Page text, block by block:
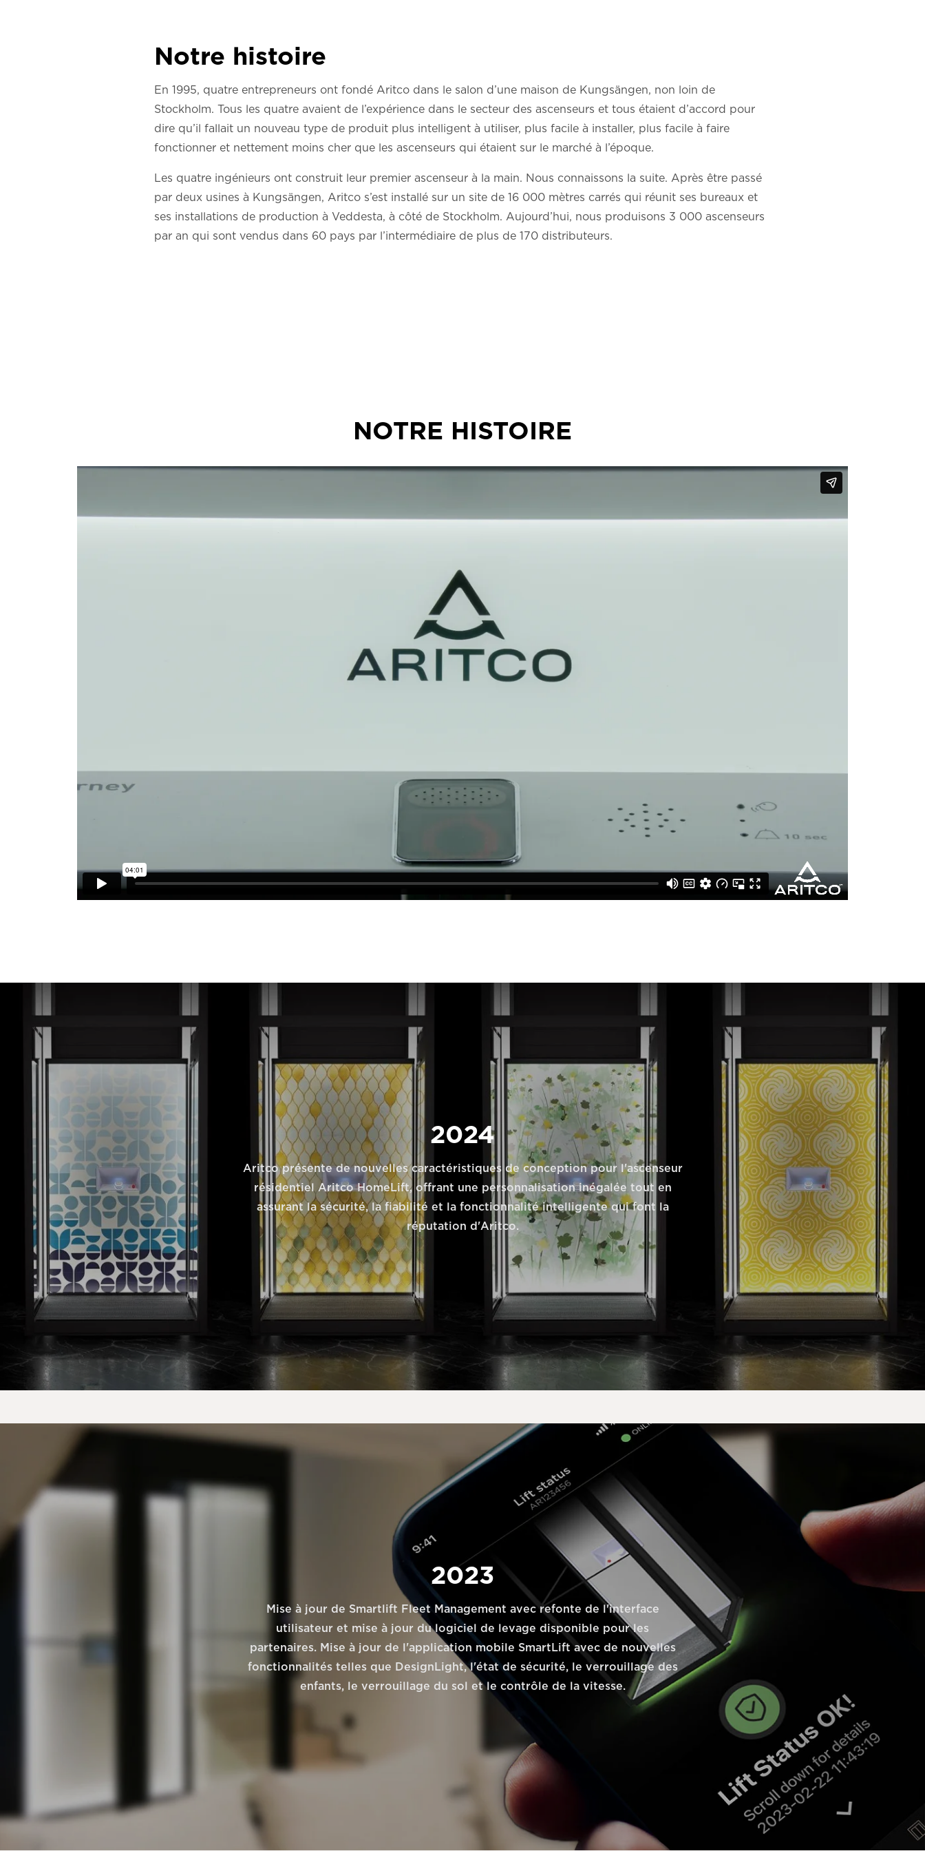
Notre histoire
En 1995, quatre entrepreneurs ont fondé Aritco dans le salon d’une maison de Kungsängen, non loin de
Stockholm. Tous les quatre avaient de l’expérience dans le secteur des ascenseurs et tous étaient d’accord pour
dire qu’il fallait un nouveau type de produit plus intelligent à utiliser, plus facile à installer, plus facile à faire
fonctionner et nettement moins cher que les ascenseurs qui étaient sur le marché à l’époque.
Les quatre ingénieurs ont construit leur premier ascenseur à la main. Nous connaissons la suite. Après être passé
par deux usines à Kungsängen, Aritco s’est installé sur un site de 16 000 mètres carrés qui réunit ses bureaux et
ses installations de production à Veddesta, à côté de Stockholm. Aujourd’hui, nous produisons 3 000 ascenseurs
par an qui sont vendus dans 60 pays par l’intermédiaire de plus de 170 distributeurs.
NOTRE HISTOIRE
2024
Aritco présente de nouvelles caractéristiques de conception pour l'ascenseur
résidentiel Aritco HomeLift, offrant une personnalisation inégalée tout en
assurant la sécurité, la fiabilité et la fonctionnalité intelligente qui font la
réputation d'Aritco.
2023
Mise à jour de Smartlift Fleet Management avec refonte de l'interface
utilisateur et mise à jour du logiciel de levage disponible pour les
partenaires. Mise à jour de l'application mobile SmartLift avec de nouvelles
fonctionnalités telles que DesignLight, l'état de sécurité, le verrouillage des
enfants, le verrouillage du sol et le contrôle de la vitesse.